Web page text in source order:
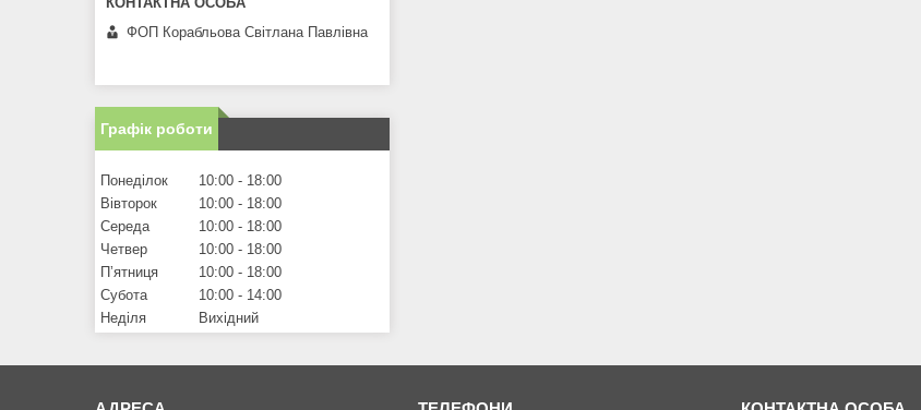
ФОП Корабльова Світлана Павлівна
Графік роботи
Понеділок 10:00
18:00
Вівторок
10:00
18:00
Середа
10:00
18:00
Четвер
10:00
18:00
Пʼятниця
10:00
18:00
Субота
10:00
14:00
Неділя
Вихідний